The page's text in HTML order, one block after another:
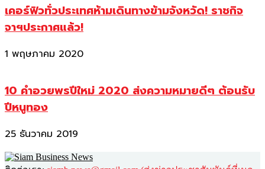
เคอร์ฟิวทั่วประเทศห้ามเดินทางข้ามจังหวัด! ราชกิจ
จาฯประกาศแล้ว!
1 พฤษภาคม 2020
10 คำอวยพรปีใหม่ 2020 ส่งความหมายดีๆ ต้อนรับ
ปีหนูทอง
25 ธันวาคม 2019